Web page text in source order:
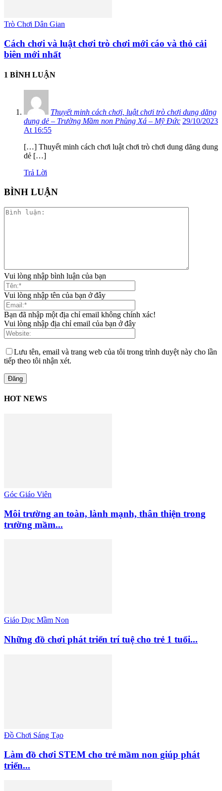
Trò Chơi Dân Gian
Cách chơi và luật chơi trò chơi mới cáo và thỏ cải
biên mới nhất
1 BÌNH LUẬN
Thuyết minh cách chơi, luật chơi trò chơi dung dăng
dung dẻ – Trường Mầm non Phùng Xá – Mỹ Đức 29/10/2023
At 16:55
[…] Thuyết minh cách chơi luật chơi trò chơi dung dăng dung
dẻ […]
Trả Lời
BÌNH LUẬN
Vui lòng nhập bình luận của bạn
Vui lòng nhập tên của bạn ở đây
Bạn đã nhập một địa chỉ email không chính xác!
Vui lòng nhập địa chỉ email của bạn ở đây
Lưu tên, email và trang web của tôi trong trình duyệt này cho lần
tiếp theo tôi nhận xét.
HOT NEWS
Góc Giáo Viên
Môi trường an toàn, lành mạnh, thân thiện trong
trường mầm...
Giáo Dục Mầm Non
Những đồ chơi phát triển trí tuệ cho trẻ 1 tuổi...
Đồ Chơi Sáng Tạo
Làm đồ chơi STEM cho trẻ mầm non giúp phát
triển...